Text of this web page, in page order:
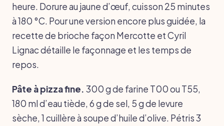
heure. Dorure au jaune d’œuf, cuisson 25 minutes
à 180 °C. Pour une version encore plus guidée, la
recette de brioche façon Mercotte et Cyril
Lignac détaille le façonnage et les temps de
repos.
Pâte à pizza fine. 300 g de farine T00 ou T55,
180 ml d’eau tiède, 6 g de sel, 5 g de levure
sèche, 1 cuillère à soupe d’huile d’olive. Pétris 3